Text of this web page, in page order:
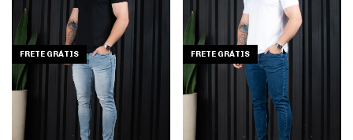
FRETE GRÁTIS FRETE GRÁTIS